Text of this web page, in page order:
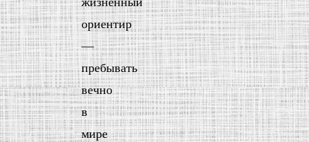
ориентир
—
пребывать
вечно
в
мире